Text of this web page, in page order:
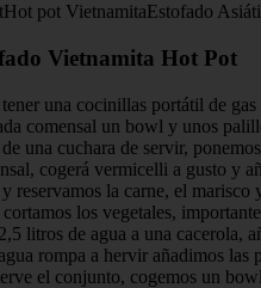
pot VietnamitaEstofado
Vietnamita Hot Pot
una cocinillas portátil de
comensal un bowl y unos
una cuchara de servir,
cogerá vermicelli a gusto y
reservamos la carne, el
los vegetales,
litros de agua a una cacerola,
rompa a hervir añadimos las
el conjunto, cogemos un